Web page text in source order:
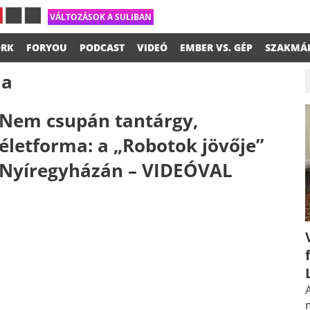
VÁLTOZÁSOK A SULIBAN
FORYOU PODCAST VIDEÓ EMBER VS. GÉP
csupán tantárgy,
a „Robotok jövője”
– VIDEÓVAL​​